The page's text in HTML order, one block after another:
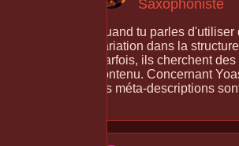
Saxophoniste
Quand tu parles
variation dans la
Parfois, ils cherchent
contenu. Concernant
les méta-descriptions